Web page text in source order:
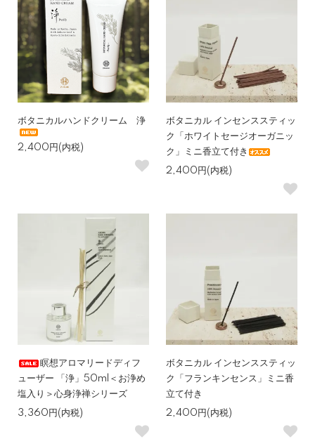
ボタニカルハンドクリーム 浄
2,400円(内税)
ボタニカル インセンススティッ
ク「ホワイトセージオーガニッ
ク」ミニ香立て付き
2,400円(内税)
瞑想アロマリードディフ
ューザー 「浄」50ml＜お浄め
塩入り＞心身浄禅シリーズ
3,360円(内税)
ボタニカル インセンススティッ
ク「フランキンセンス」ミニ香
立て付き
2,400円(内税)